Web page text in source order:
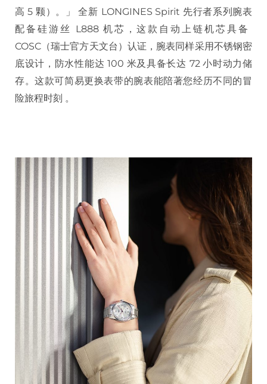
高 5 颗）。」 全新 LONGINES Spirit 先行者系列腕表
配备硅游丝 L888 机芯，这款自动上链机芯具备
COSC（瑞士官方天文台）认证，腕表同样采用不锈钢密
底设计，防水性能达 100 米及具备长达 72 小时动力储
存。这款可简易更换表带的腕表能陪著您经历不同的冒
险旅程时刻 。